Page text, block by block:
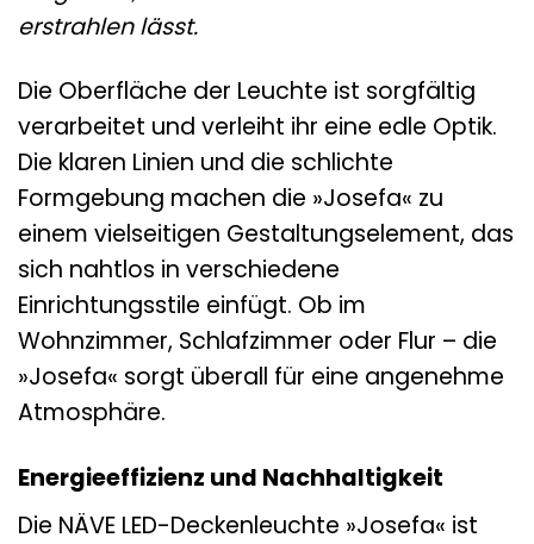
erstrahlen lässt.
Die Oberfläche der Leuchte ist sorgfältig
verarbeitet und verleiht ihr eine edle Optik.
Die klaren Linien und die schlichte
Formgebung machen die »Josefa« zu
einem vielseitigen Gestaltungselement, das
sich nahtlos in verschiedene
Einrichtungsstile einfügt. Ob im
Wohnzimmer, Schlafzimmer oder Flur – die
»Josefa« sorgt überall für eine angenehme
Atmosphäre.
Energieeffizienz und Nachhaltigkeit
Die NÄVE LED-Deckenleuchte »Josefa« ist